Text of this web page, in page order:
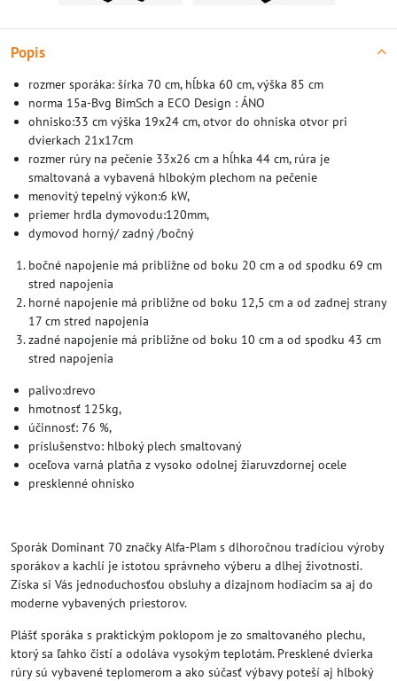
Popis
rozmer sporáka: šírka 70 cm, hĺbka 60 cm, výška 85 cm
norma 15a-Bvg BimSch a ECO Design : ÁNO
ohnisko:33 cm výška 19x24 cm, otvor do ohniska otvor pri
dvierkach 21x17cm
rozmer rúry na pečenie 33x26 cm a hĺhka 44 cm, rúra je
smaltovaná a vybavená hlbokým plechom na pečenie
menovitý tepelný výkon:6 kW,
priemer hrdla dymovodu:120mm,
dymovod horný/ zadný /bočný
bočné napojenie má približne od boku 20 cm a od spodku 69 cm
stred napojenia
horné napojenie má približne od boku 12,5 cm a od zadnej strany
17 cm stred napojenia
zadné napojenie má približne od boku 10 cm a od spodku 43 cm
stred napojenia
palivo:drevo
hmotnosť 125kg,
účinnosť: 76 %,
príslušenstvo: hlboký plech smaltovaný
oceľova varná platňa z vysoko odolnej žiaruvzdornej ocele
presklenné ohnisko
Sporák Dominant 70 značky Alfa-Plam s dlhoročnou tradíciou výroby
sporákov a kachlí je istotou správneho výberu a dlhej životnosti.
Získa si Vás jednoduchosťou obsluhy a dizajnom hodiacim sa aj do
moderne vybavených priestorov.
Plášť sporáka s praktickým poklopom je zo smaltovaného plechu,
ktorý sa ľahko čistí a odoláva vysokým teplotám. Presklené dvierka
rúry sú vybavené teplomerom a ako súčasť výbavy poteší aj hlboký